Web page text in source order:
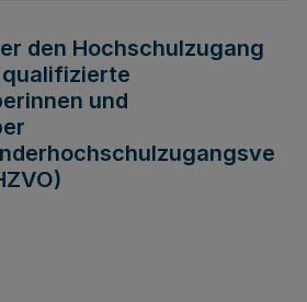
den Hochschulzugang
und